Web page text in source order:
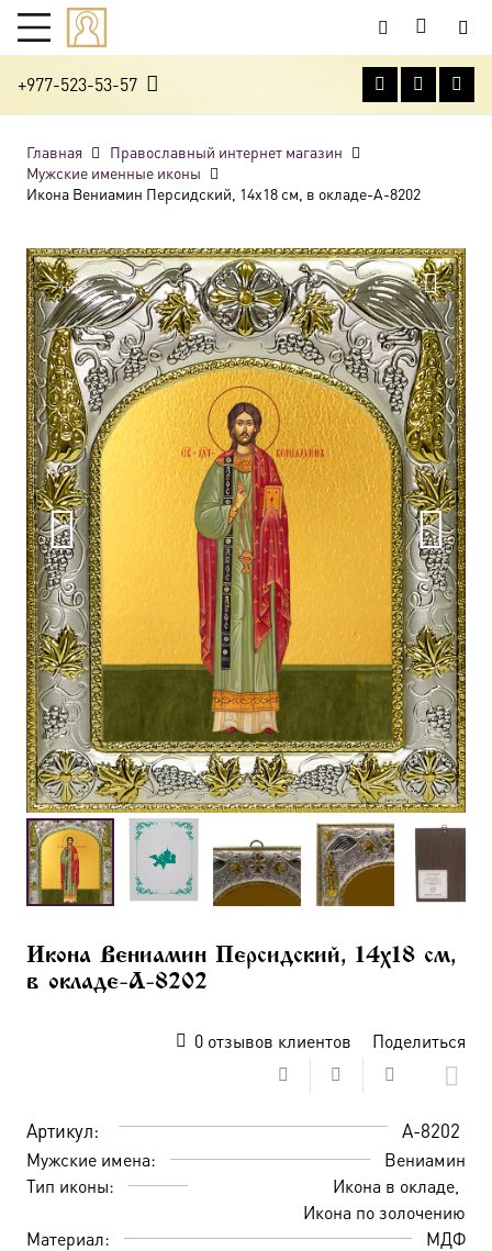
+977-523-53-57
Главная
Православный интернет магазин
Мужские именные иконы
Икона Вениамин Персидский, 14х18 см, в окладе-A-8202
Икона Вениамин Персидский, 14х18 см,
в окладе-A-8202
0отзывов клиентов Поделиться
Артикул: A-8202
Мужские имена:
Вениамин
Тип иконы:
Икона в окладе
Икона по золочению
Материал:
МДФ